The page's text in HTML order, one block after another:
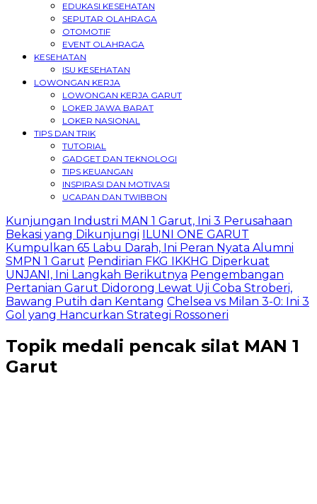
EDUKASI KESEHATAN
SEPUTAR OLAHRAGA
OTOMOTIF
EVENT OLAHRAGA
KESEHATAN
ISU KESEHATAN
LOWONGAN KERJA
LOWONGAN KERJA GARUT
LOKER JAWA BARAT
LOKER NASIONAL
TIPS DAN TRIK
TUTORIAL
GADGET DAN TEKNOLOGI
TIPS KEUANGAN
INSPIRASI DAN MOTIVASI
UCAPAN DAN TWIBBON
Kunjungan Industri MAN 1 Garut, Ini 3 Perusahaan
Bekasi yang Dikunjungi ILUNI ONE GARUT
Kumpulkan 65 Labu Darah, Ini Peran Nyata Alumni
SMPN 1 Garut Pendirian FKG IKKHG Diperkuat
UNJANI, Ini Langkah Berikutnya Pengembangan
Pertanian Garut Didorong Lewat Uji Coba Stroberi,
Bawang Putih dan Kentang Chelsea vs Milan 3-0: Ini 3
Gol yang Hancurkan Strategi Rossoneri
Topik medali pencak silat MAN 1
Garut